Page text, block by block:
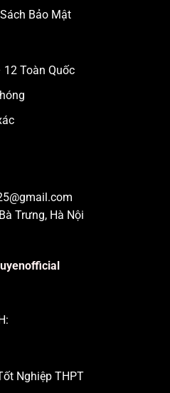
Bảo Mật
Toàn Quốc
Trưng, Hà Nội
Nghiệp THPT